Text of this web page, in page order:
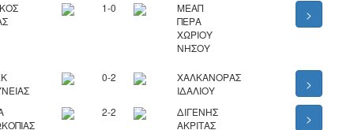
1-0
ΜΕΑΠ
ΠΕΡΑ
ΧΩΡΙΟΥ
ΝΗΣΟΥ
>
0-2
ΧΑΛΚΑΝΟΡΑΣ
ΙΔΑΛΙΟΥ
>
2-2
ΔΙΓΕΝΗΣ
ΑΚΡΙΤΑΣ
>